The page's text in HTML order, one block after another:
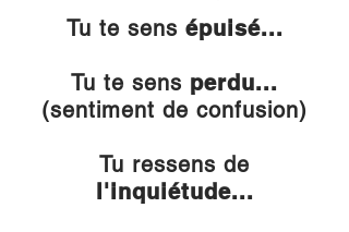
Tu te sens épuisé...
Tu te sens perdu...
(sentiment de confusion)
Tu ressens de
l'inquiétude...